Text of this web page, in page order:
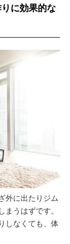
に効果的な
外に出たりジム
うはずです。
しなくても、体